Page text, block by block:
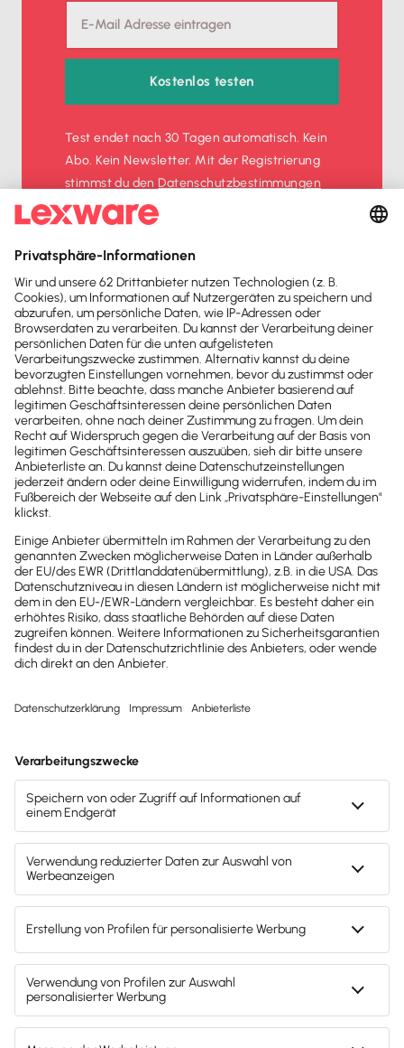
Kostenlos testen
Test endet nach 30 Tagen automatisch. Kein
Abo. Kein Newsletter. Mit der Registrierung
stimmst du denDatenschutz­bestimmungen
und denAGBzu.
Sofort50%
Newsletter
Brandheiße
News direkt in
dein Postfach
wichtige News zu
Gesetzesänderungen,
hilfreiche Praxis-Tipps und
kostenlose Tools für
Unternehmen erhalten?
Dann abonniere unseren
Mach's dir leicht und gib deinem Business den
entscheidenden Push – mit unserer Software für
Buchhaltung & Lohn.
Lösungen